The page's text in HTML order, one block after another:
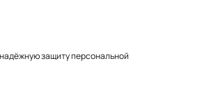
защиту персональной